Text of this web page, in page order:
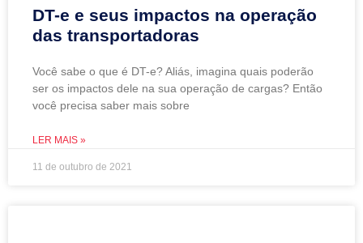
DT-e e seus impactos na operação
das transportadoras
Você sabe o que é DT-e? Aliás, imagina quais poderão
ser os impactos dele na sua operação de cargas? Então
você precisa saber mais sobre
LER MAIS »
11 de outubro de 2021